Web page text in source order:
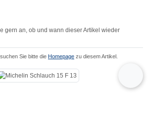
gern an, ob und wann dieser Artikel wieder
Sie bitte die Homepage zu diesem Artikel.
existiert, können Sie die "Zurück-" und "Vor-
vor